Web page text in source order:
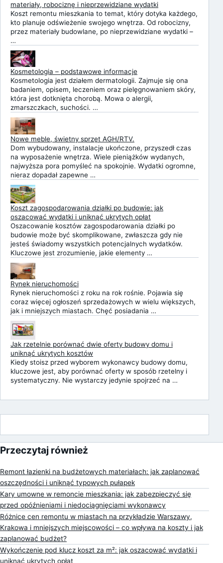
materiały, robociznę i nieprzewidziane wydatki
Koszt remontu mieszkania to temat, który dotyka każdego,
kto planuje odświeżenie swojego wnętrza. Od robocizny,
przez materiały budowlane, po nieprzewidziane wydatki –
…
Kosmetologia – podstawowe informacje
Kosmetologia jest działem dermatologii. Zajmuje się ona
badaniem, opisem, leczeniem oraz pielęgnowaniem skóry,
która jest dotknięta chorobą. Mowa o alergii,
zmarszczkach, suchości. …
Nowe meble, świetny sprzęt AGH/RTV.
Dom wybudowany, instalacje ukończone, przyszedł czas
na wyposażenie wnętrza. Wiele pieniążków wydanych,
najwyższa pora pomyśleć na spokojnie. Wydatki ogromne,
nieraz dopadał zapewne …
Koszt zagospodarowania działki po budowie: jak
oszacować wydatki i uniknąć ukrytych opłat
Oszacowanie kosztów zagospodarowania działki po
budowie może być skomplikowane, zwłaszcza gdy nie
jesteś świadomy wszystkich potencjalnych wydatków.
Kluczowe jest zrozumienie, jakie elementy …
Rynek nieruchomości
Rynek nieruchomości z roku na rok rośnie. Pojawia się
coraz więcej ogłoszeń sprzedażowych w wielu większych,
jak i mniejszych miastach. Chęć posiadania …
Jak rzetelnie porównać dwie oferty budowy domu i
uniknąć ukrytych kosztów
Kiedy stoisz przed wyborem wykonawcy budowy domu,
kluczowe jest, aby porównać oferty w sposób rzetelny i
systematyczny. Nie wystarczy jedynie spojrzeć na …
Przeczytaj również
Remont łazienki na budżetowych materiałach: jak zaplanować
oszczędności i uniknąć typowych pułapek
Kary umowne w remoncie mieszkania: jak zabezpieczyć się
przed opóźnieniami i niedociągnięciami wykonawcy
Różnice cen remontu w miastach na przykładzie Warszawy,
Krakowa i mniejszych miejscowości – co wpływa na koszty i jak
zaplanować budżet?
Wykończenie pod klucz koszt za m²: jak oszacować wydatki i
uniknąć ukrytych opłat